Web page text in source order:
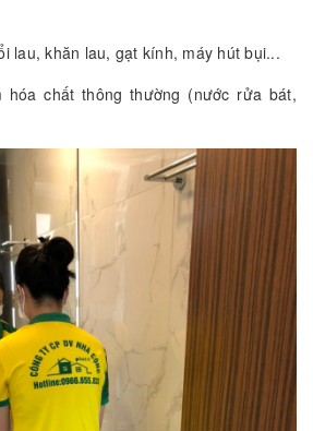
lau, khăn lau, gạt kính, máy hút bụi...
hóa chất thông thường (nước rửa bát,